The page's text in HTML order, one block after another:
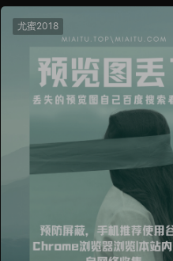
尤蜜2018